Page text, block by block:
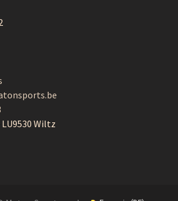
LU9530 Wiltz